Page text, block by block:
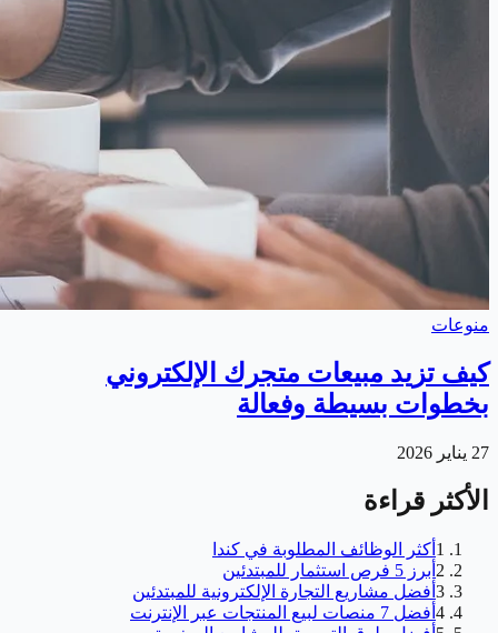
منوعات
كيف تزيد مبيعات متجرك الإلكتروني
بخطوات بسيطة وفعالة
27 يناير 2026
الأكثر قراءة
1 أكثر الوظائف المطلوبة في كندا
2 أبرز 5 فرص استثمار للمبتدئين
3 أفضل مشاريع التجارة الإلكترونية للمبتدئين
4 أفضل 7 منصات لبيع المنتجات عبر الإنترنت